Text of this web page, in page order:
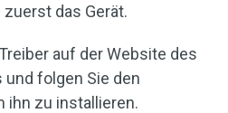
das Gerät.
auf der Website des
folgen Sie den
ihn zu installieren.